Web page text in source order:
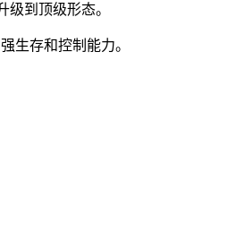
到顶级形态。
生存和控制能力。